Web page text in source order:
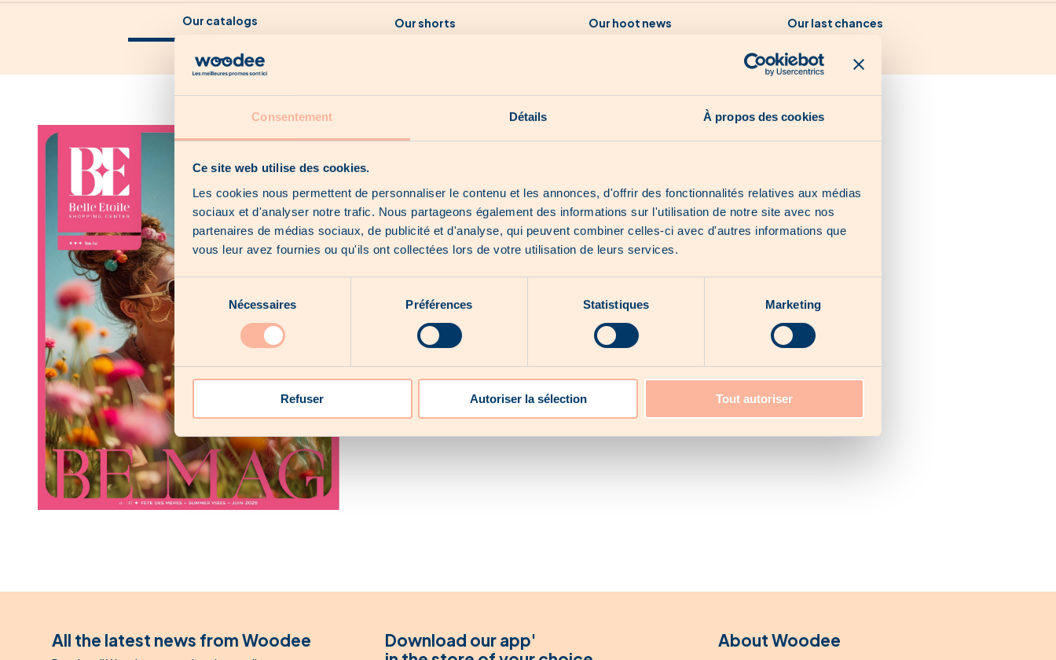
Consentement Détails À propos des cookies
Ce site web utilise des cookies.
Les cookies nous permettent de personnaliser le contenu et les annonces, d'offrir des fonctionnalités relatives aux médias
sociaux et d'analyser notre trafic. Nous partageons également des informations sur l'utilisation de notre site avec nos
partenaires de médias sociaux, de publicité et d'analyse, qui peuvent combiner celles-ci avec d'autres informations que
vous leur avez fournies ou qu'ils ont collectées lors de votre utilisation de leurs services.
Sélection
du
consentement
Nécessaires Préférences Statistiques Marketing
Refuser Autoriser la sélection Tout autoriser
Our catalogs Our shorts Our hoot news Our last chances
Our local offers
All the latest news from Woodee
Download our app'
About Woodee